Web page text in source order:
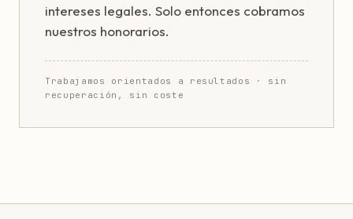
intereses legales. Solo entonces cobramos
nuestros honorarios.
Trabajamos orientados a resultados · sin
recuperación, sin coste